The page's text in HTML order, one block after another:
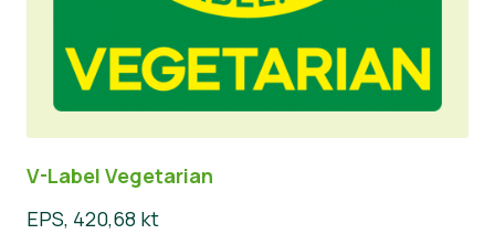
V-Label Vegetarian
EPS, 420,68 kt